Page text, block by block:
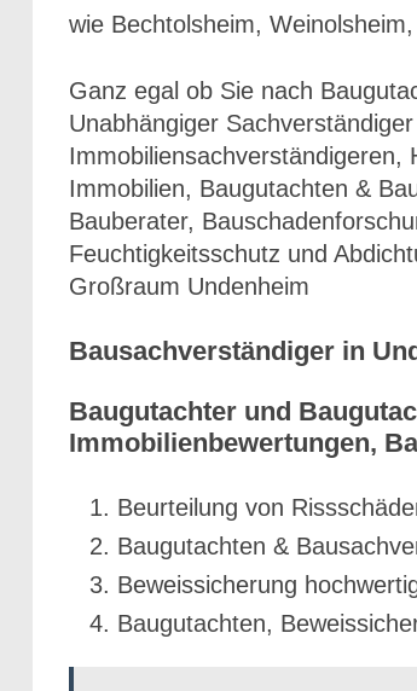
wie Bechtolsheim,
Ganz egal ob Sie nach
Unabhängiger
Immobiliensachverständigeren,
Immobilien, Baugutachten &
Bauberater,
Feuchtigkeitsschutz und
Großraum Undenheim
Bausachverständiger in
Baugutachter und
Immobilienbewertungen,
Beurteilung von
Baugutachten &
Beweissicherung
Baugutachten,